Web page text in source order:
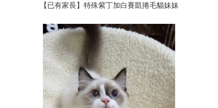
【已有家長】特殊紫丁加白賽凱捲毛貓妹妹